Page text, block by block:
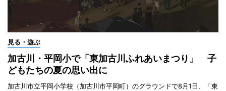
見る・遊ぶ
加古川・平岡小で「東加古川ふれあいまつり」 子
どもたちの夏の思い出に
加古川市立平岡小学校（加古川市平岡町）のグラウンドで8月1日、「東